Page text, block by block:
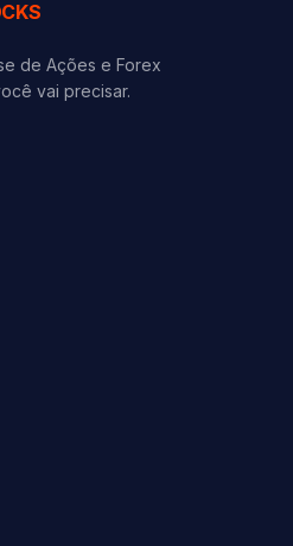
de Ações e Forex
vai precisar.